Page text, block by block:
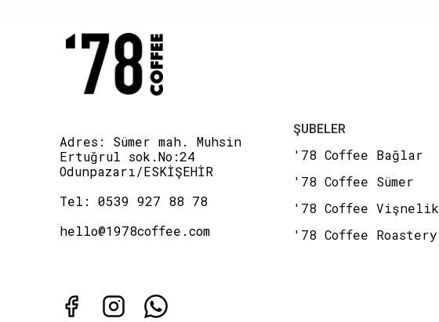
ŞUBELER
'78 Coffee Bağlar
'78 Coffee Sümer
'78 Coffee Vişnelik
'78 Coffee Roastery
Adres: Sümer mah. Muhsin
Ertuğrul sok.No:24
Odunpazarı/ESKİŞEHİR
Tel: 0539 927 88 78
hello@1978coffee.com